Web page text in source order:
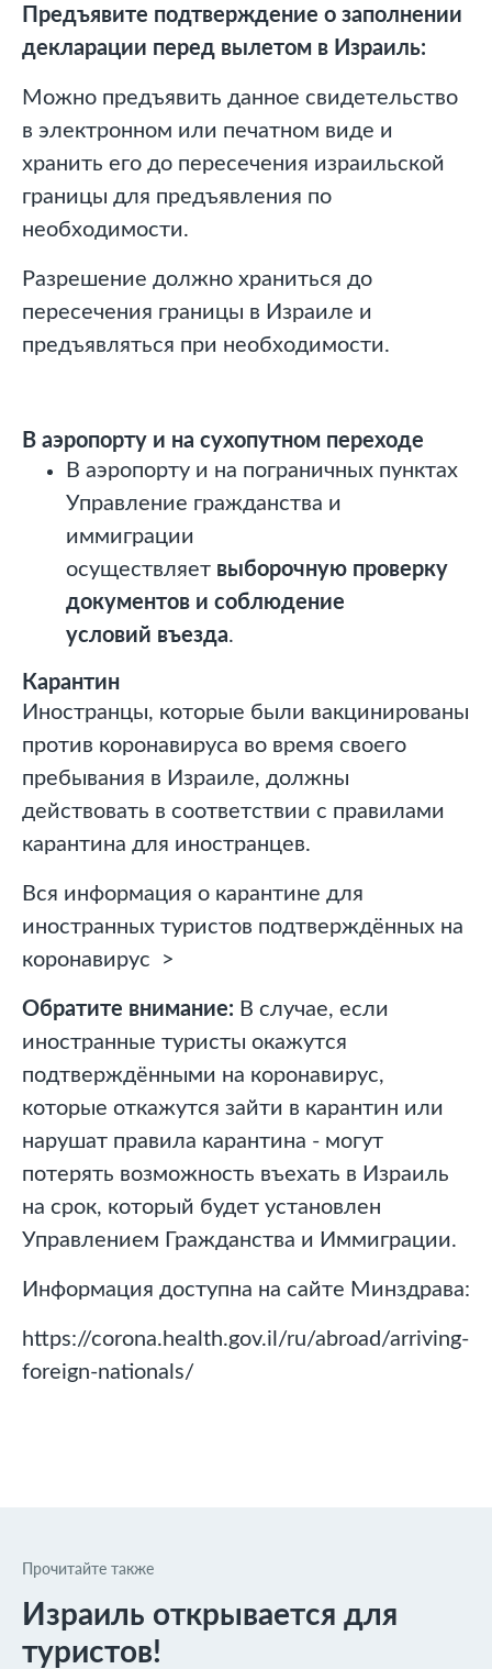
Предъявите подтверждение о заполнении
декларации перед вылетом в Израиль:
Можно предъявить данное свидетельство
в электронном или печатном виде и
хранить его до пересечения израильской
границы для предъявления по
необходимости.
Разрешение должно храниться до
пересечения границы в Израиле и
предъявляться при необходимости.
В аэропорту и на сухопутном переходе
В аэропорту и на пограничных пунктах
Управление гражданства и
иммиграции
осуществляет выборочную проверку
документов и соблюдение
условий въезда.
Карантин
Иностранцы, которые были вакцинированы
против коронавируса во время своего
пребывания в Израиле, должны
действовать в соответствии с правилами
карантина для иностранцев.
Вся информация о карантине для
иностранных туристов подтверждённых на
коронавирус >
Обратите внимание: В случае, если
иностранные туристы окажутся
подтверждёнными на коронавирус,
которые откажутся зайти в карантин или
нарушат правила карантина - могут
потерять возможность въехать в Израиль
на срок, который будет установлен
Управлением Гражданства и Иммиграции.
Информация доступна на сайте Минздрава:
https://corona.health.gov.il/ru/abroad/arriving-
foreign-nationals/
Прочитайте также
Израиль открывается для
туристов!